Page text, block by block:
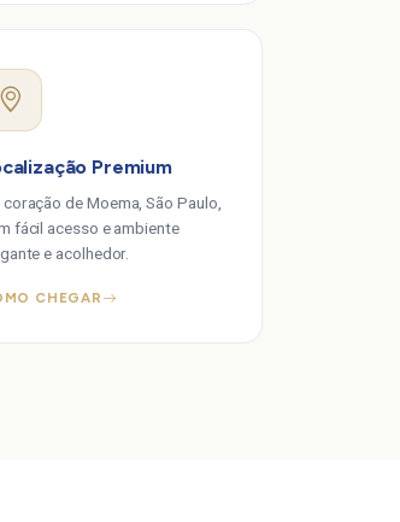
Premium
coração de Moema, São Paulo,
fácil acesso e ambiente
e acolhedor.
CHEGAR